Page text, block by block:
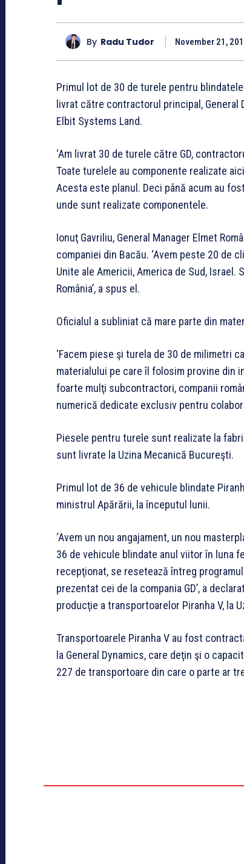
By Radu Tudor November 21,
Primul lot de 30 de turele pentru
livrat către contractorul principal, General
Elbit Systems Land.
‘Am livrat 30 de turele către GD,
Toate turelele au componente realizate
Acesta este planul. Deci până acum au
unde sunt realizate componentele.
Ionuţ Gavriliu, General Manager Elmet
companiei din Bacău. ‘Avem peste 20 de
Unite ale Americii, America de Sud,
România’, a spus el.
Oficialul a subliniat că mare parte din
‘Facem piese şi turela de 30 de milimetri
materialului pe care îl folosim provine din
foarte mulţi subcontractori, companii
numerică dedicate exclusiv pentru
Piesele pentru turele sunt realizate la
sunt livrate la Uzina Mecanică Bucureşti.
Primul lot de 36 de vehicule blindate
ministrul Apărării, la începutul lunii.
‘Avem un nou angajament, un nou
36 de vehicule blindate anul viitor în luna
recepţionat, se resetează întreg
prezentat cei de la compania GD’, a
producţie a transportoarelor Piranha V, la
Transportoarele Piranha V au fost
la General Dynamics, care deţin şi o
227 de transportoare din care o parte ar